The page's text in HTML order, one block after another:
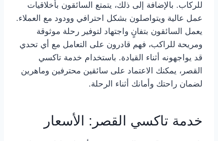
للركاب. بالإضافة إلى ذلك، يتمتع السائقون بأخلاقيات
عمل عالية ويتواصلون بشكل احترافي وودود مع العملاء.
يعمل السائقون بتفانٍ واجتهاد لتوفير رحلة موثوقة
ومريحة للراكب، فهم قادرون على التعامل مع أي تحدي
قد يواجهونه أثناء القيادة. باستخدام خدمة تاكسي
القصر، يمكنك الاعتماد على سائقين محترفين وماهرين
لضمان راحتك وأمانك أثناء الرحلة.
خدمة تاكسي القصر: الأسعار